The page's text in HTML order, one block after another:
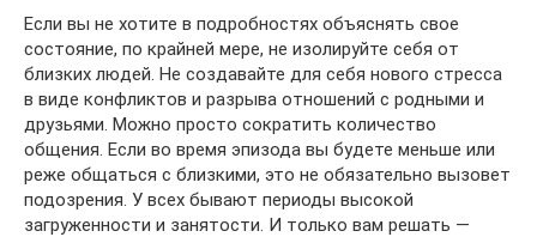
Если вы не хотите в подробностях объяснять свое
состояние, по крайней мере, не изолируйте себя от
близких людей. Не создавайте для себя нового стресса
в виде конфликтов и разрыва отношений с родными и
друзьями. Можно просто сократить количество
общения. Если во время эпизода вы будете меньше или
реже общаться с близкими, это не обязательно вызовет
подозрения. У всех бывают периоды высокой
загруженности и занятости. И только вам решать —